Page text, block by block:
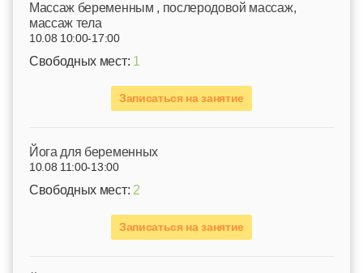
Mассаж беременным , послеродовой массаж,
массаж тела
10.08 10:00-17:00
Свободных мест: 1
Записаться на занятие
Йога для беременных
10.08 11:00-13:00
Свободных мест: 2
Записаться на занятие